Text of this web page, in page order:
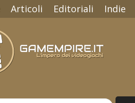
Articoli Editoriali Indie